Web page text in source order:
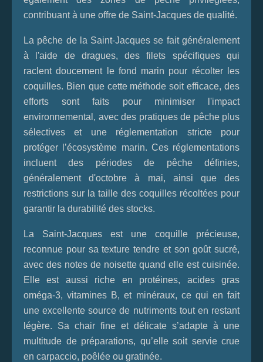
contribuant à une offre de Saint-Jacques de qualité.
La pêche de la Saint-Jacques se fait généralement
à l'aide de dragues, des filets spécifiques qui
raclent doucement le fond marin pour récolter les
coquilles. Bien que cette méthode soit efficace, des
efforts sont faits pour minimiser l'impact
environnemental, avec des pratiques de pêche plus
sélectives et une réglementation stricte pour
protéger l’écosystème marin. Ces réglementations
incluent des périodes de pêche définies,
généralement d'octobre à mai, ainsi que des
restrictions sur la taille des coquilles récoltées pour
garantir la durabilité des stocks.
La Saint-Jacques est une coquille précieuse,
reconnue pour sa texture tendre et son goût sucré,
avec des notes de noisette quand elle est cuisinée.
Elle est aussi riche en protéines, acides gras
oméga-3, vitamines B, et minéraux, ce qui en fait
une excellente source de nutriments tout en restant
légère. Sa chair fine et délicate s’adapte à une
multitude de préparations, qu’elle soit servie crue
en carpaccio, poêlée ou gratinée.